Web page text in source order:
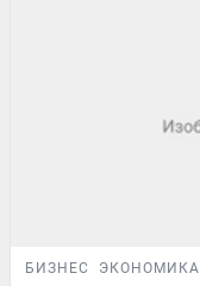
БИЗНЕС ЭКОНОМИКА